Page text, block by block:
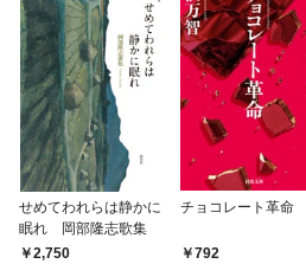
せめてわれらは静かに
眠れ 岡部隆志歌集
2,750
チョコレート革命
792